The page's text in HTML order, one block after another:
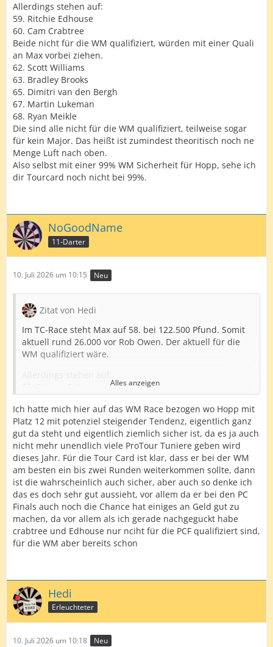
Allerdings stehen auf:
59. Ritchie Edhouse
60. Cam Crabtree
Beide nicht für die WM qualifiziert, würden mit einer Quali
an Max vorbei ziehen.
62. Scott Williams
63. Bradley Brooks
65. Dimitri van den Bergh
67. Martin Lukeman
68. Ryan Meikle
Die sind alle nicht für die WM qualifiziert, teilweise sogar
für kein Major. Das heißt ist zumindest theoritisch noch ne
Menge Luft nach oben.
Also selbst mit einer 99% WM Sicherheit für Hopp, sehe ich
dir Tourcard noch nicht bei 99%.
NoGoodName
11-Darter
10. Juli 2026 um 10:15 Neu
Zitat von Hedi
Im TC-Race steht Max auf 58. bei 122.500 Pfund. Somit
aktuell rund 26.000 vor Rob Owen. Der aktuell für die
WM qualifiziert wäre.
Beide nicht für die WM qualifiziert, würden mit einer
Quali an Max vorbei ziehen.
62. Scott Williams
63. Bradley Brooks
65. Dimitri van den Bergh
67. Martin Lukeman
68. Ryan Meikle
Die sind alle nicht für die WM qualifiziert, teilweise
sogar für kein Major. Das heißt ist zumindest theoritisch
noch ne Menge Luft nach oben.
Also selbst mit einer 99% WM Sicherheit für Hopp, sehe
ich dir Tourcard noch nicht bei 99%.
Alles anzeigen
Ich hatte mich hier auf das WM Race bezogen wo Hopp mit
Platz 12 mit potenziel steigender Tendenz, eigentlich ganz
gut da steht und eigentlich ziemlich sicher ist, da es ja auch
nicht mehr unendlich viele ProTour Tuniere geben wird
dieses Jahr. Für die Tour Card ist klar, dass er bei der WM
am besten ein bis zwei Runden weiterkommen sollte, dann
ist die wahrscheinlich auch sicher, aber auch so denke ich
das es doch sehr gut aussieht, vor allem da er bei den PC
Finals auch noch die Chance hat einiges an Geld gut zu
machen, da vor allem als ich gerade nachgeguckt habe
crabtree und Edhouse nur nciht für die PCF qualifiziert sind,
für die WM aber bereits schon
Hedi
Erleuchteter
10. Juli 2026 um 10:18 Neu